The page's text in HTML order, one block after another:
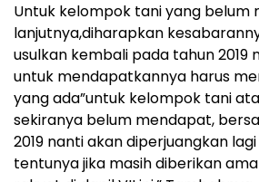
Untuk kelompok tani yang belum
lanjutnya,diharapkan
usulkan kembali pada tahun 2019
untuk mendapatkannya harus
yang ada”untuk kelompok tani
sekiranya belum mendapat,
2019 nanti akan diperjuangkan
tentunya jika masih diberikan